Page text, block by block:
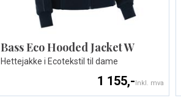
Bass Eco Hooded Jacket W
Hettejakke i Ecotekstil til dame
1 155,-Inkl. mva